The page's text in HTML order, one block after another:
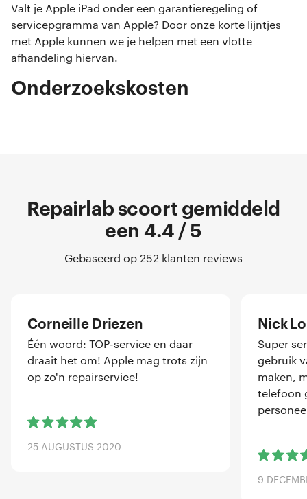
Valt je Apple iPad onder een garantieregeling of
servicepgramma van Apple? Door onze korte lijntjes
met Apple kunnen we je helpen met een vlotte
afhandeling hiervan.
Onderzoekskosten
Repairlab scoort gemiddeld
een 4.4 / 5
Gebaseerd op 252 klanten reviews
Corneille Driezen
Één woord: TOP-service en daar
draait het om! Apple mag trots zijn
op zo'n repairservice!
25 AUGUSTUS 2020
Nick
Super
gebruik
maken,
telefoon
9